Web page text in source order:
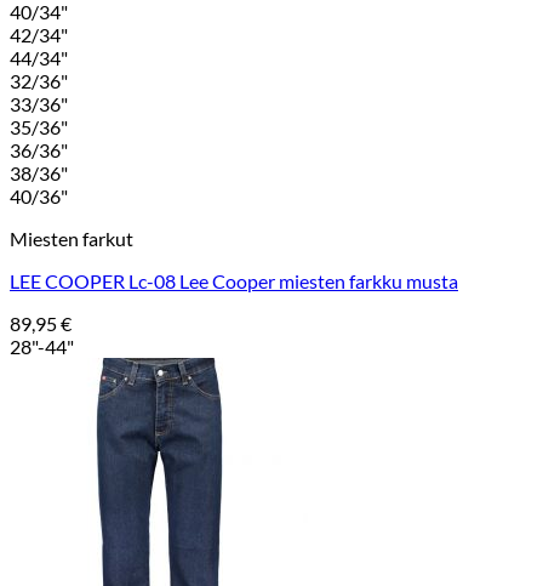
40/34"
42/34"
44/34"
32/36"
33/36"
35/36"
36/36"
38/36"
40/36"
Miesten farkut
LEE COOPER Lc-08 Lee Cooper miesten farkku musta
89,95€
28"-44"